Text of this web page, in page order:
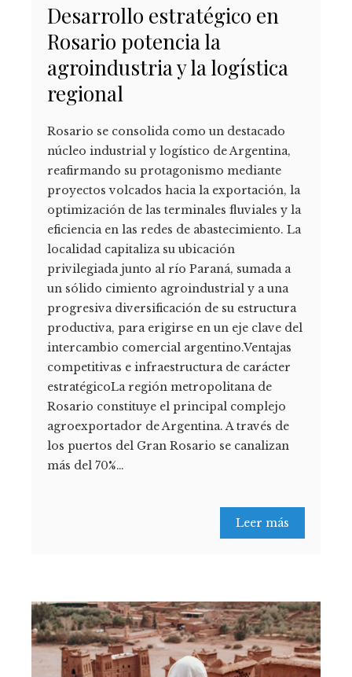
Desarrollo estratégico en
Rosario potencia la
agroindustria y la logística
regional
Rosario se consolida como un destacado
núcleo industrial y logístico de Argentina,
reafirmando su protagonismo mediante
proyectos volcados hacia la exportación, la
optimización de las terminales fluviales y la
eficiencia en las redes de abastecimiento. La
localidad capitaliza su ubicación
privilegiada junto al río Paraná, sumada a
un sólido cimiento agroindustrial y a una
progresiva diversificación de su estructura
productiva, para erigirse en un eje clave del
intercambio comercial argentino.Ventajas
competitivas e infraestructura de carácter
estratégicoLa región metropolitana de
Rosario constituye el principal complejo
agroexportador de Argentina. A través de
los puertos del Gran Rosario se canalizan
más del 70%…
Leer más